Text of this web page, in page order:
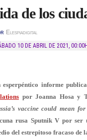
de los
Elespiadigital
10 DE ABRIL DE 2021, 00:00H
esperpéntico informe
por Joanna Hosa y
vaccine could mean
rusa Sputnik V por ser
del estrepitoso fracaso de